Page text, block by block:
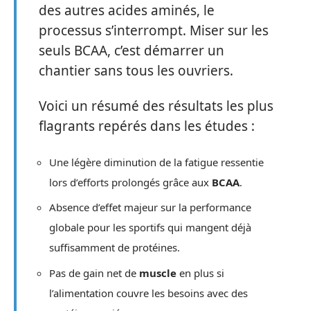
des autres acides aminés, le
processus s’interrompt. Miser sur les
seuls BCAA, c’est démarrer un
chantier sans tous les ouvriers.
Voici un résumé des résultats les plus
flagrants repérés dans les études :
Une légère diminution de la fatigue ressentie
lors d’efforts prolongés grâce aux BCAA.
Absence d’effet majeur sur la performance
globale pour les sportifs qui mangent déjà
suffisamment de protéines.
Pas de gain net de muscle en plus si
l’alimentation couvre les besoins avec des